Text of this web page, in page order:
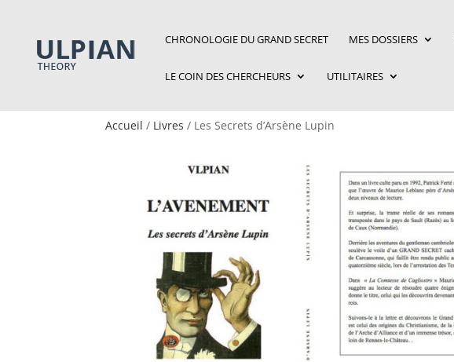
CHRONOLOGIE DU GRAND SECRET MES DOSSIERS
LE COIN DES CHERCHEURS UTILITAIRES
Accueil / Livres / Les Secrets d’Arsène Lupin